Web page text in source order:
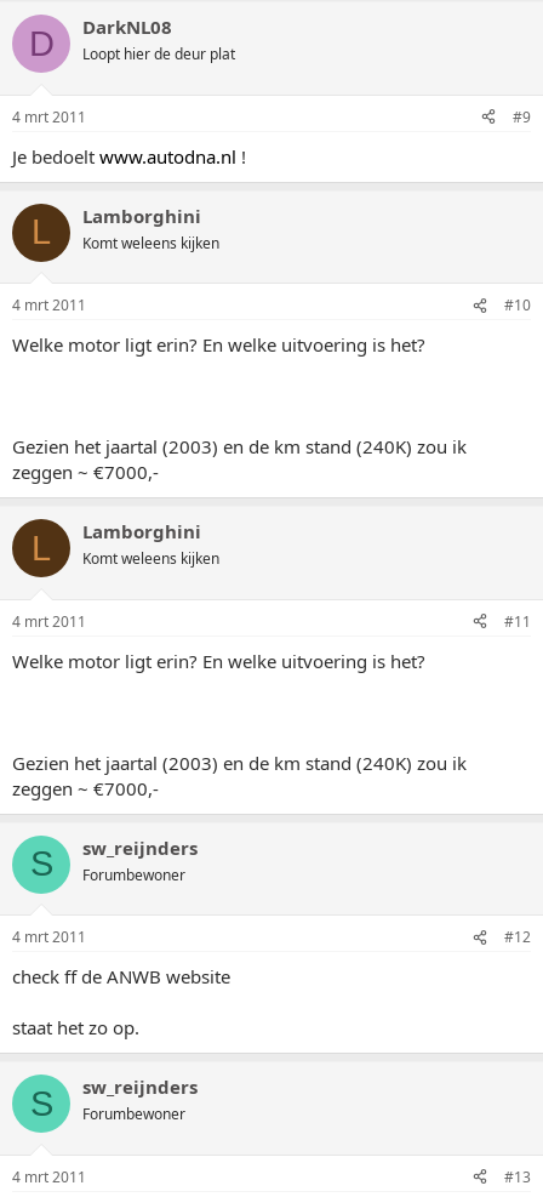
D DarkNL08
Loopt hier de deur plat
4 mrt 2011 #9
Je bedoelt www.autodna.nl !
L Lamborghini
Komt weleens kijken
4 mrt 2011 #10
Welke motor ligt erin? En welke uitvoering is het?
Gezien het jaartal (2003) en de km stand (240K) zou ik
zeggen ~ €7000,-
L Lamborghini
Komt weleens kijken
4 mrt 2011 #11
Welke motor ligt erin? En welke uitvoering is het?
Gezien het jaartal (2003) en de km stand (240K) zou ik
zeggen ~ €7000,-
S sw_reijnders
Forumbewoner
4 mrt 2011 #12
check ff de ANWB website
staat het zo op.
S sw_reijnders
Forumbewoner
4 mrt 2011 #13